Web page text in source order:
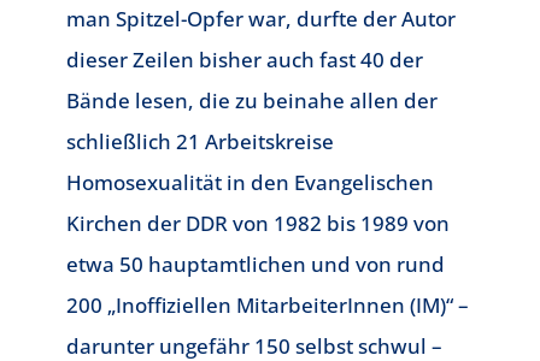
man Spitzel-Opfer war, durfte der Autor
dieser Zeilen bisher auch fast 40 der
Bände lesen, die zu beinahe allen der
schließlich 21 Arbeitskreise
Homosexualität in den Evangelischen
Kirchen der DDR von 1982 bis 1989 von
etwa 50 hauptamtlichen und von rund
200 „Inoffiziellen MitarbeiterInnen (IM)“ –
darunter ungefähr 150 selbst schwul –